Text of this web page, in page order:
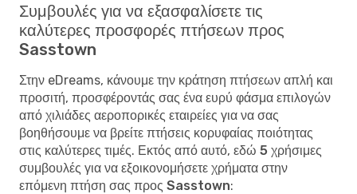
Συμβουλές για να εξασφαλίσετε τις
καλύτερες προσφορές πτήσεων προς
Sasstown
Στην eDreams, κάνουμε την κράτηση πτήσεων απλή και
προσιτή, προσφέροντάς σας ένα ευρύ φάσμα επιλογών
από χιλιάδες αεροπορικές εταιρείες για να σας
βοηθήσουμε να βρείτε πτήσεις κορυφαίας ποιότητας
στις καλύτερες τιμές. Εκτός από αυτό, εδώ 5 χρήσιμες
συμβουλές για να εξοικονομήσετε χρήματα στην
επόμενη πτήση σας προς Sasstown: